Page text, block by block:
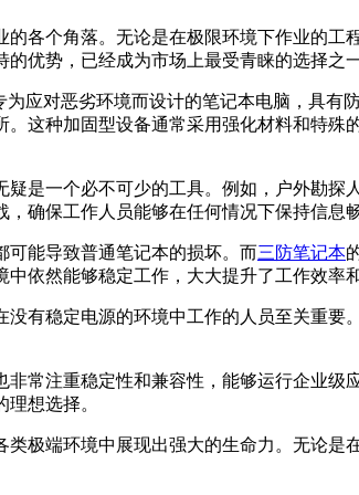
各个角落。无论是在极限环境下作业的
的优势，已经成为市场上最受青睐的选择之一
为应对恶劣环境而设计的笔记本电脑，具有
这种加固型设备通常采用强化材料和特
疑是一个必不可少的工具。例如，户外勘探
确保工作人员能够在任何情况下保持信息
可能导致普通笔记本的损坏。而三防笔记本
依然能够稳定工作，大大提升了工作效率
有稳定电源的环境中工作的人员至关重
非常注重稳定性和兼容性，能够运行企业
想选择。
极端环境中展现出强大的生命力。无论